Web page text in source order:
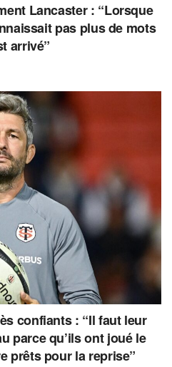
Lancaster : “Lorsque
pas plus de mots
arrivé”
confiants : “Il faut leur
parce qu’ils ont joué le
prêts pour la reprise”